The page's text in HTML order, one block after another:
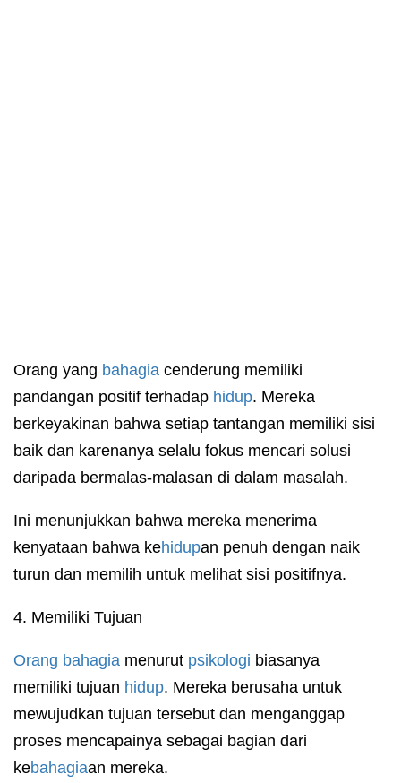
Orang yang bahagia cenderung memiliki
pandangan positif terhadap hidup. Mereka
berkeyakinan bahwa setiap tantangan memiliki sisi
baik dan karenanya selalu fokus mencari solusi
daripada bermalas-malasan di dalam masalah.
Ini menunjukkan bahwa mereka menerima
kenyataan bahwa kehidupan penuh dengan naik
turun dan memilih untuk melihat sisi positifnya.
4. Memiliki Tujuan
Orang bahagia menurut psikologi biasanya
memiliki tujuan hidup. Mereka berusaha untuk
mewujudkan tujuan tersebut dan menganggap
proses mencapainya sebagai bagian dari
kebahagiaan mereka.